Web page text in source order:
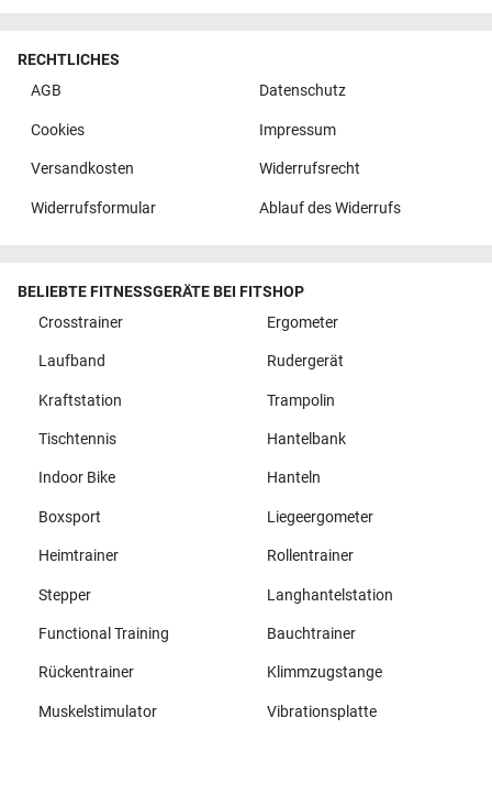
RECHTLICHES
AGB
Datenschutz
Cookies Impressum
Versandkosten Widerrufsrecht
Widerrufsformular Ablauf des Widerrufs
BELIEBTE FITNESSGERÄTE BEI FITSHOP
Crosstrainer
Ergometer
Laufband Rudergerät
Kraftstation Trampolin
Tischtennis Hantelbank
Indoor Bike Hanteln
Boxsport Liegeergometer
Heimtrainer Rollentrainer
Stepper Langhantelstation
Functional Training Bauchtrainer
Rückentrainer Klimmzugstange
Muskelstimulator Vibrationsplatte